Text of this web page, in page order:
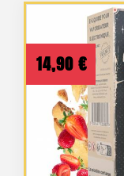
14,90 €